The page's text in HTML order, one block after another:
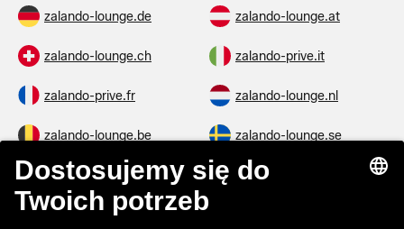
zalando-lounge.de zalando-lounge.at
zalando-lounge.ch zalando-prive.it
zalando-prive.fr zalando-lounge.nl
zalando-lounge.be zalando-lounge.se
zalando-lounge.fi zalando-lounge.dk
zalando-lounge.co.uk